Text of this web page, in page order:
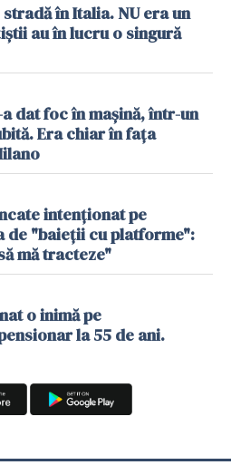
în Italia. NU era un
au în lucru o singură
dat foc în mașină, într-un
Era chiar în fața
intenționat pe
de "baieții cu platforme":
mă tracteze"
o inimă pe
la 55 de ani.